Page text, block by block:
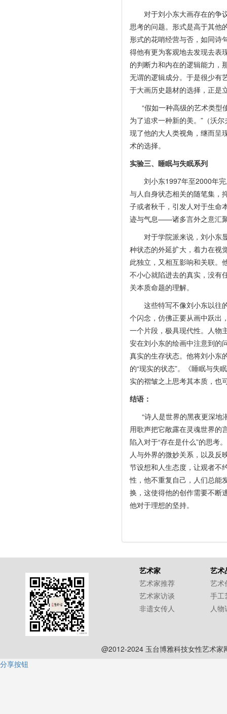
对于刘小东大画存在的争议
思考的问题。形式是高于其他
形式的花哨经营与否，如同诗
得他有更为客观地去发现去表
的判断力和内在的逻辑能力，
无谓的逻辑成分。于是很少有
于大画历史题材的选择，正是
“假如一种高级的艺术类型
为了追求一种新的美。”（沃
现了他的大人类视角，继而呈
术的选择。
实验三、睡眠与失眠系列
刘小东1997年至2000年完
与人自身状态相关的随笔集，
子或者秋千，引发人对于生
迹与气息——诸多言外之意汇
对于学院派来说，刘小东显
种状态的外延扩大，着力在视
此独立，又相互影响和关联。
不小心就陷进去的真实，没有
关本质命题的理解。
这些特写不像刘小东以往的
个闪念，仿佛正要从画中跃出
一个片段，极具现代性。人物
安在刘小东的绘画中注意到的
真实的生存状态。他将刘小东
的“现实的状态”。《睡眠与失
实的褶皱之上思考其本质，也
结语：
“诗人是世界的黑夜更深地
用歌声把它敞露在灵魂世界的
陷入对于“存在是什么”的思考
人与外界的微妙关系，以及反
节设想和人生态度，让观者不
性，他不重复自己，人们总能
换，这使得他的创作需要不断
他对于理想的坚持。
艺术家
艺术家推荐
艺术家访谈
非遗女传人
艺术
艺术
手工
人物
@2012-2024 玉台博雅科技女性艺术
分享按钮